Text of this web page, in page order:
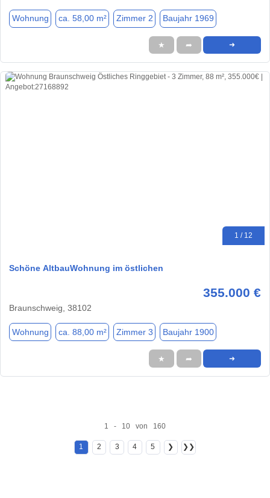
Wohnung ca. 58,00 m² Zimmer 2 Baujahr 1969
★ ➦ ➜
1 / 12
Schöne AltbauWohnung im östlichen
355.000 €
Braunschweig, 38102
Wohnung ca. 88,00 m² Zimmer 3 Baujahr 1900
★ ➦ ➜
1 - 10 von 160
1 2 3 4 5 ❯ ❯❯